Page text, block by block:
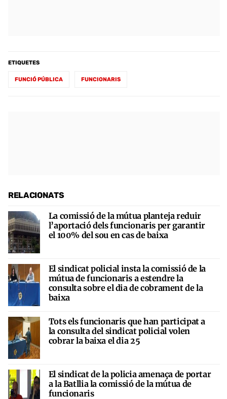
ETIQUETES
FUNCIÓ PÚBLICA FUNCIONARIS
RELACIONATS
La comissió de la mútua planteja reduir
l’aportació dels funcionaris per garantir
el 100% del sou en cas de baixa
El sindicat policial insta la comissió de la
mútua de funcionaris a estendre la
consulta sobre el dia de cobrament de la
baixa
Tots els funcionaris que han participat a
la consulta del sindicat policial volen
cobrar la baixa el dia 25
El sindicat de la policia amenaça de portar
a la Batllia la comissió de la mútua de
funcionaris